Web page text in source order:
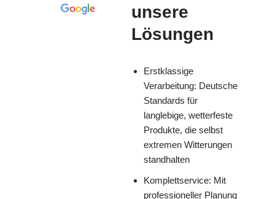
unsere
Lösungen
Erstklassige
Verarbeitung: Deutsche
Standards für
langlebige, wetterfeste
Produkte, die selbst
extremen Witterungen
standhalten
Komplettservice: Mit
professioneller Planung